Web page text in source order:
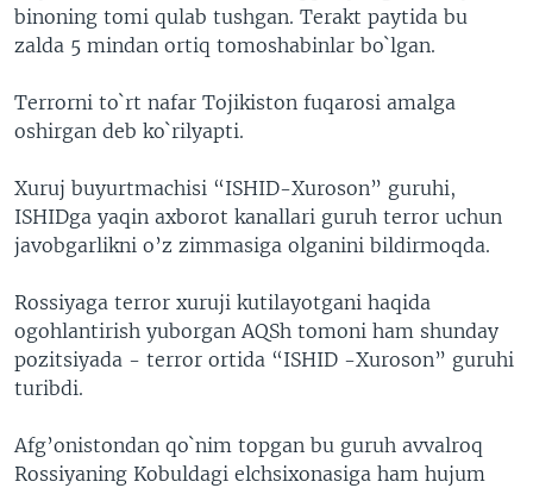
binoning tomi qulab tushgan. Terakt paytida bu
zalda 5 mindan ortiq tomoshabinlar bo`lgan.
Terrorni to`rt nafar Tojikiston fuqarosi amalga
oshirgan deb ko`rilyapti.
Xuruj buyurtmachisi “ISHID-Xuroson” guruhi,
ISHIDga yaqin axborot kanallari guruh terror uchun
javobgarlikni o’z zimmasiga olganini bildirmoqda.
Rossiyaga terror xuruji kutilayotgani haqida
ogohlantirish yuborgan AQSh tomoni ham shunday
pozitsiyada - terror ortida “ISHID -Xuroson” guruhi
turibdi.
Afg’onistondan qo`nim topgan bu guruh avvalroq
Rossiyaning Kobuldagi elchsixonasiga ham hujum